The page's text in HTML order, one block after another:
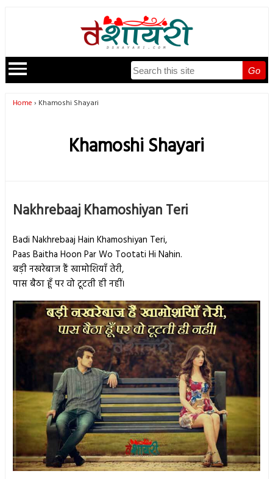
Go
Home Khamoshi Shayari
Khamoshi Shayari
Nakhrebaaj Khamoshiyan Teri
Badi Nakhrebaaj Hain Khamoshiyan Teri,
Paas Baitha Hoon Par Wo Tootati Hi Nahin.
बड़ी नखरेबाज हैं खामोशियाँ तेरी,
पास बैठा हूँ पर वो टूटती ही नहीं।